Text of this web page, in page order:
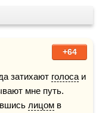
+64
затихают голоса и
мне путь.
лицом в